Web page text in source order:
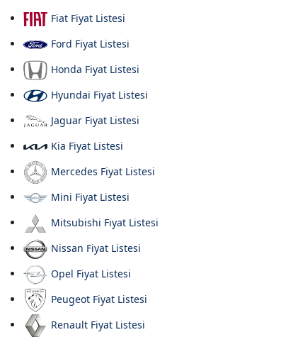
Fiat Fiyat Listesi
Ford Fiyat Listesi
Honda Fiyat Listesi
Hyundai Fiyat Listesi
Jaguar Fiyat Listesi
Kia Fiyat Listesi
Mercedes Fiyat Listesi
Mini Fiyat Listesi
Mitsubishi Fiyat Listesi
Nissan Fiyat Listesi
Opel Fiyat Listesi
Peugeot Fiyat Listesi
Renault Fiyat Listesi